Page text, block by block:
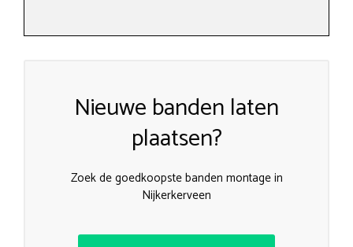
Nieuwe banden laten
plaatsen?
Zoek de goedkoopste banden montage in
Nijkerkerveen